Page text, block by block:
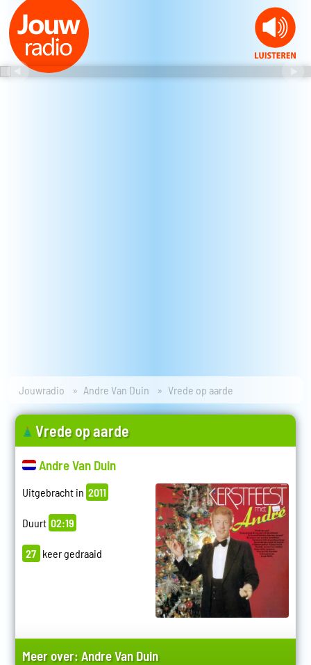
Jouwradio Andre Van Duin Vrede op aarde
Vrede op aarde
Andre Van Duin
Uitgebracht in 2011
Duurt 02:19
27 keer gedraaid
Meer over:Andre Van Duin